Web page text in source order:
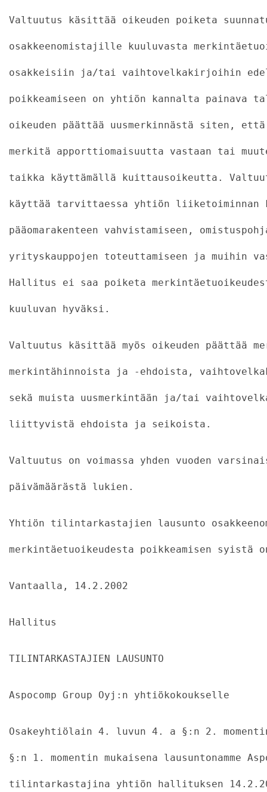
Valtuutus käsittää oikeuden poiketa
osakkeenomistajille kuuluvasta
osakkeisiin ja/tai vaihtovelkakirjoihin
poikkeamiseen on yhtiön kannalta painava
oikeuden päättää uusmerkinnästä siten,
merkitä apporttiomaisuutta vastaan tai
taikka käyttämällä kuittausoikeutta.
käyttää tarvittaessa yhtiön liiketoiminnan
pääomarakenteen vahvistamiseen,
yrityskauppojen toteuttamiseen ja muihin
Hallitus ei saa poiketa
kuuluvan hyväksi.
Valtuutus käsittää myös oikeuden päättää
merkintähinnoista ja -ehdoista,
sekä muista uusmerkintään ja/tai
liittyvistä ehdoista ja seikoista.
Valtuutus on voimassa yhden vuoden
päivämäärästä lukien.
Yhtiön tilintarkastajien lausunto
merkintäetuoikeudesta poikkeamisen
Vantaalla, 14.2.2002
Hallitus
TILINTARKASTAJIEN LAUSUNTO
Aspocomp Group Oyj:n yhtiökokoukselle
Osakeyhtiölain 4. luvun 4. a §:n 2.
§:n 1. momentin mukaisena lausuntonamme
tilintarkastajina yhtiön hallituksen